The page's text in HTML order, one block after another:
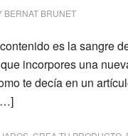
BERNAT BRUNET
es la sangre
incorpores una
te decía en un